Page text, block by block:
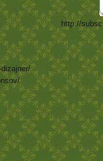
http://